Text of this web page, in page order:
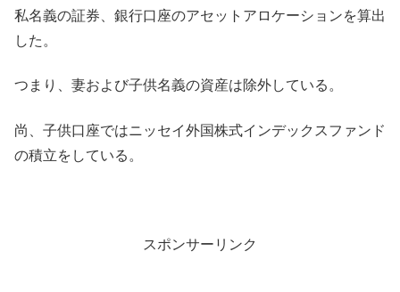
私名義の証券、銀行口座のアセットアロケーションを算出
した。
つまり、妻および子供名義の資産は除外している。
尚、子供口座ではニッセイ外国株式インデックスファンド
の積立をしている。
スポンサーリンク